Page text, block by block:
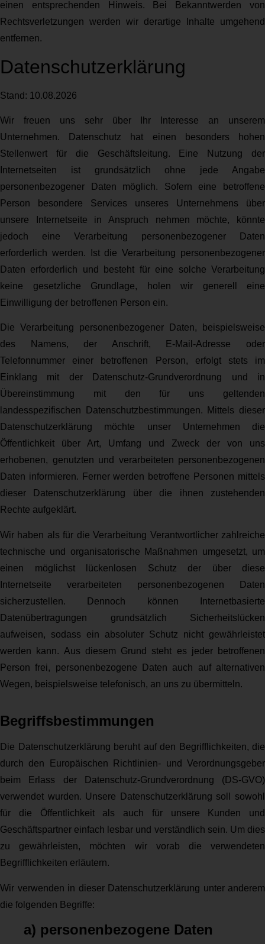
einen entsprechenden Hinweis. Bei Bekanntwerden von
Rechtsverletzungen werden wir derartige Inhalte umgehend
entfernen.
Datenschutzerklärung
Stand: 10.08.2026
Wir freuen uns sehr über Ihr Interesse an unserem
Unternehmen. Datenschutz hat einen besonders hohen
Stellenwert für die Geschäftsleitung. Eine Nutzung der
Internetseiten ist grundsätzlich ohne jede Angabe
personenbezogener Daten möglich. Sofern eine betroffene
Person besondere Services unseres Unternehmens über
unsere Internetseite in Anspruch nehmen möchte, könnte
jedoch eine Verarbeitung personenbezogener Daten
erforderlich werden. Ist die Verarbeitung personenbezogener
Daten erforderlich und besteht für eine solche Verarbeitung
keine gesetzliche Grundlage, holen wir generell eine
Einwilligung der betroffenen Person ein.
Die Verarbeitung personenbezogener Daten, beispielsweise
des Namens, der Anschrift, E-Mail-Adresse oder
Telefonnummer einer betroffenen Person, erfolgt stets im
Einklang mit der Datenschutz-Grundverordnung und in
Übereinstimmung mit den für uns geltenden
landesspezifischen Datenschutzbestimmungen. Mittels dieser
Datenschutzerklärung möchte unser Unternehmen die
Öffentlichkeit über Art, Umfang und Zweck der von uns
erhobenen, genutzten und verarbeiteten personenbezogenen
Daten informieren. Ferner werden betroffene Personen mittels
dieser Datenschutzerklärung über die ihnen zustehenden
Rechte aufgeklärt.
Wir haben als für die Verarbeitung Verantwortlicher zahlreiche
technische und organisatorische Maßnahmen umgesetzt, um
einen möglichst lückenlosen Schutz der über diese
Internetseite verarbeiteten personenbezogenen Daten
sicherzustellen. Dennoch können Internetbasierte
Datenübertragungen grundsätzlich Sicherheitslücken
aufweisen, sodass ein absoluter Schutz nicht gewährleistet
werden kann. Aus diesem Grund steht es jeder betroffenen
Person frei, personenbezogene Daten auch auf alternativen
Wegen, beispielsweise telefonisch, an uns zu übermitteln.
Begriffsbestimmungen
Die Datenschutzerklärung beruht auf den Begrifflichkeiten, die
durch den Europäischen Richtlinien- und Verordnungsgeber
beim Erlass der Datenschutz-Grundverordnung (DS-GVO)
verwendet wurden. Unsere Datenschutzerklärung soll sowohl
für die Öffentlichkeit als auch für unsere Kunden und
Geschäftspartner einfach lesbar und verständlich sein. Um dies
zu gewährleisten, möchten wir vorab die verwendeten
Begrifflichkeiten erläutern.
Wir verwenden in dieser Datenschutzerklärung unter anderem
die folgenden Begriffe:
a) personenbezogene Daten